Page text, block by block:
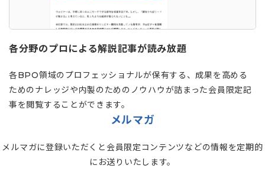
各分野のプロによる解説記事が読み放題
各BPO領域のプロフェッショナルが保有する、成果を高める
ためのナレッジや内製のためのノウハウが詰まった会員限定記
事を閲覧することができます。
メルマガ
メルマガに登録いただくと会員限定コンテンツなどの情報を定期的
にお送りいたします。